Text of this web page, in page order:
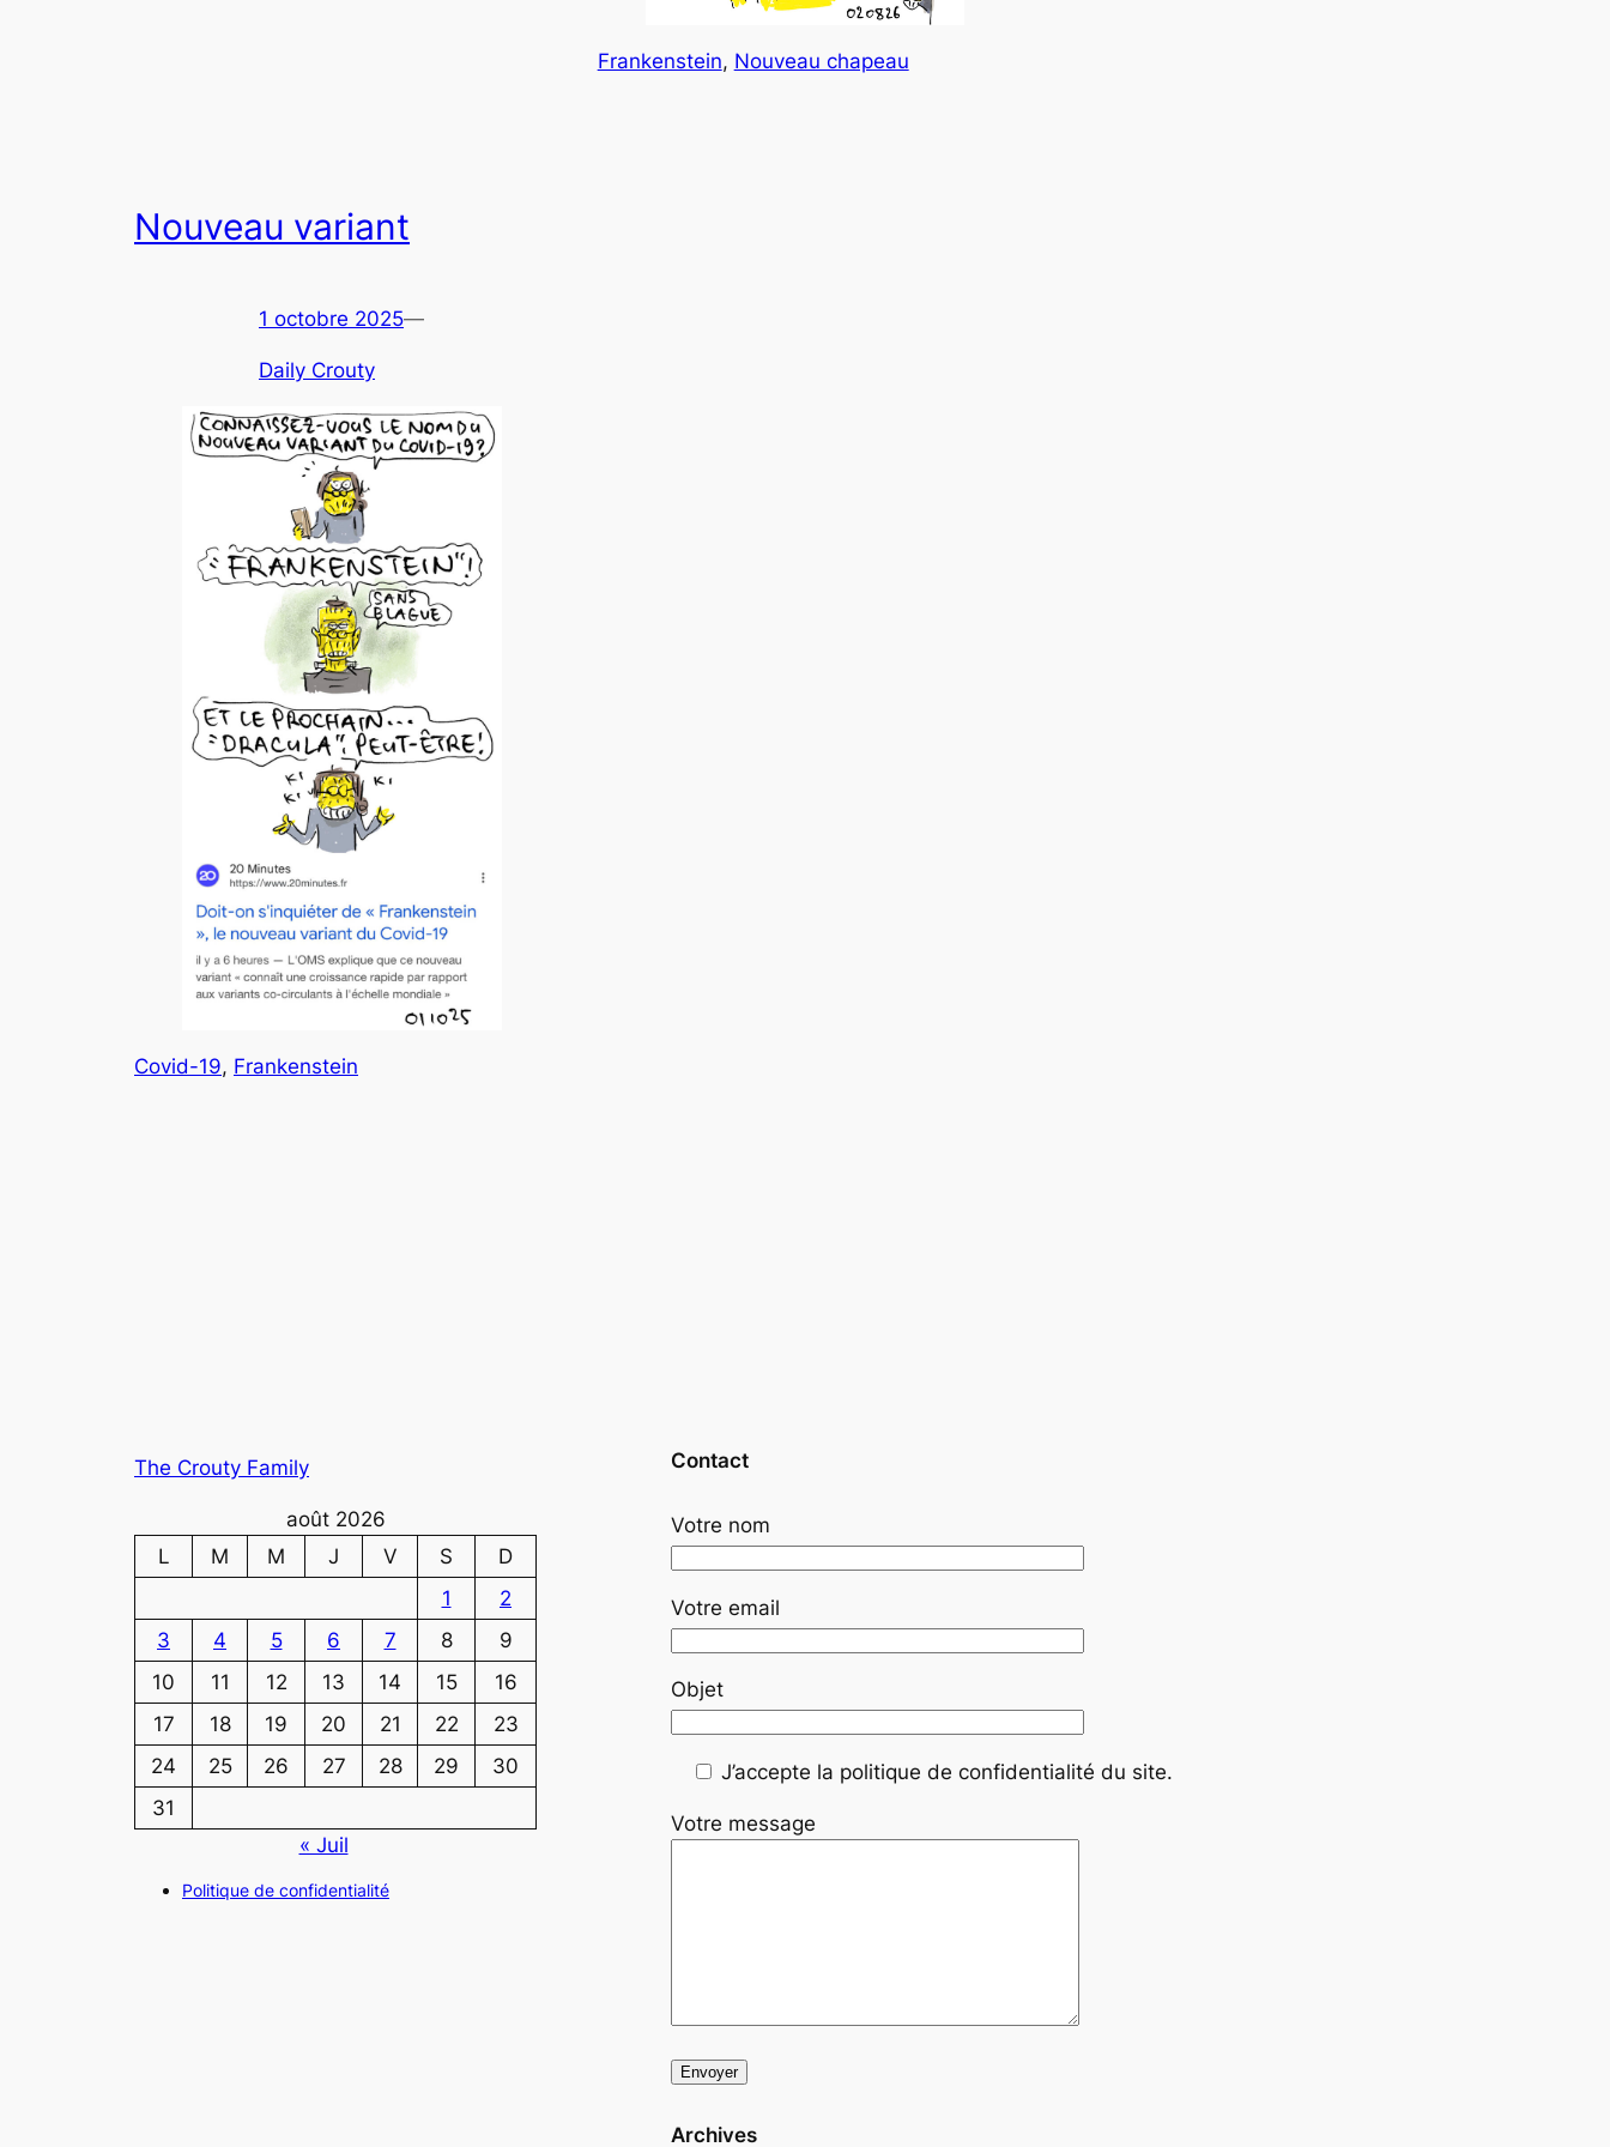
Frankenstein, Nouveau chapeau
Nouveau variant
1 octobre 2025—
Daily Crouty
Covid-19, Frankenstein
The Crouty Family
août 2026
L
M M J V S
D
1
2
3
4 5 6 7 8
9
10
11 12 13 14 15
16
17
18 19 20 21 22
23
24
25 26 27 28 29
30
31
« Juil
Politique de confidentialité
Contact
Votre nom
Votre email
Objet
J’accepte la politique de confidentialité du site.
Votre message
Archives